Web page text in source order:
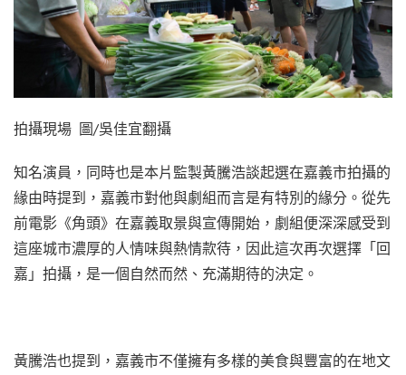
拍攝現場 圖/吳佳宜翻攝
知名演員，同時也是本片監製黃騰浩談起選在嘉義市拍攝的
緣由時提到，嘉義市對他與劇組而言是有特別的緣分。從先
前電影《角頭》在嘉義取景與宣傳開始，劇組便深深感受到
這座城市濃厚的人情味與熱情款待，因此這次再次選擇「回
嘉」拍攝，是一個自然而然、充滿期待的決定。
黃騰浩也提到，嘉義市不僅擁有多樣的美食與豐富的在地文